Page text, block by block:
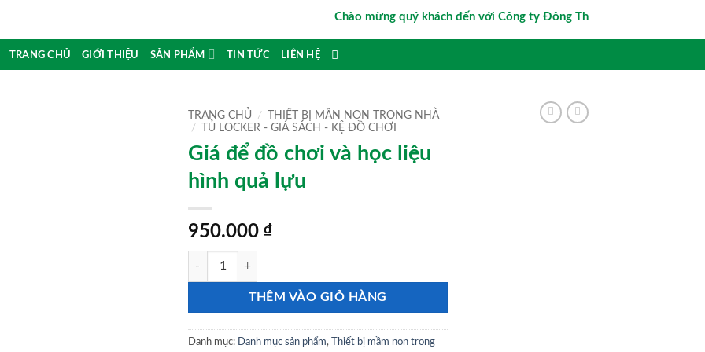
Chào mừng quý khách đến với Công ty Đông Thảo - Hotline/Zalo tư
TRANG CHỦ GIỚI THIỆU SẢN PHẨM TIN TỨC LIÊN HỆ
TRANG CHỦ /
THIẾT BỊ MẦN NON TRONG NHÀ
/
TỦ LOCKER - GIÁ SÁCH - KỆ ĐỒ CHƠI
Giá để đồ chơi và học liệu
hình quả lựu
950.000 ₫
Giá để đồ chơi và học liệu hình quả lựu số lượng
THÊM VÀO GIỎ HÀNG
Danh mục: Danh mục sản phẩm,
Thiết bị mầm non trong